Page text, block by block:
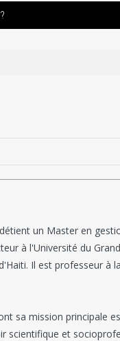
un Master en
à l'Université du
Il est professeur à
sa mission principale
scientifique et